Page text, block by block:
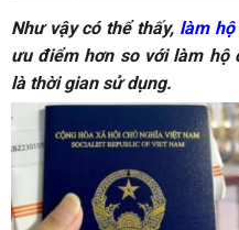
Như vậy có thể thấy, làm
ưu điểm hơn so với làm hộ
là thời gian sử dụng.